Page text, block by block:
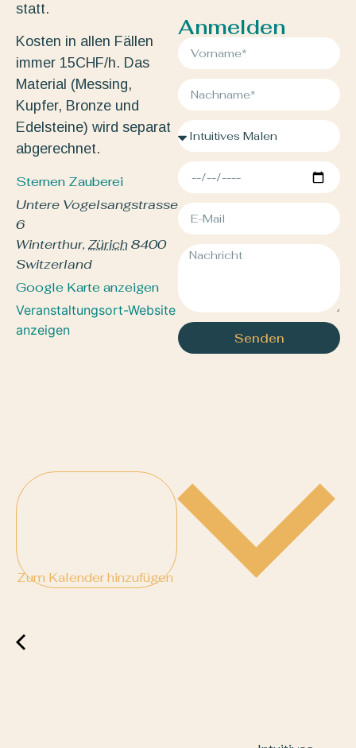
statt.
Kosten in allen Fällen
immer 15CHF/h. Das
Material (Messing,
Kupfer, Bronze und
Edelsteine) wird separat
abgerechnet.
Sternen Zauberei
Untere Vogelsangstrasse
6
Winterthur, Zürich8400
Switzerland
Google Karte anzeigen
Veranstaltungsort-Website
anzeigen
Zum Kalender hinzufügen
Anmelden
Senden